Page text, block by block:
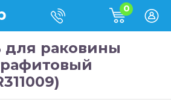
0
для раковины